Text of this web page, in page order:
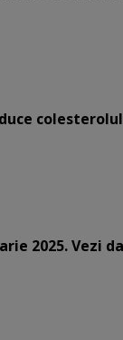
2025. Vezi